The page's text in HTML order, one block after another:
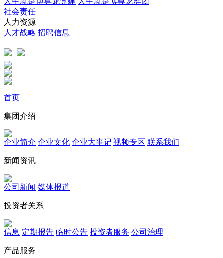
社会责任
人力资源
人才战略 招聘信息
首页
集团介绍
企业简介 企业文化 企业⼤事记 视频专区 联系我们
新闻资讯
公司新闻 媒体报道
投资者关系
信息 定期报告 临时公告 投资者服务 公司治理
产品服务